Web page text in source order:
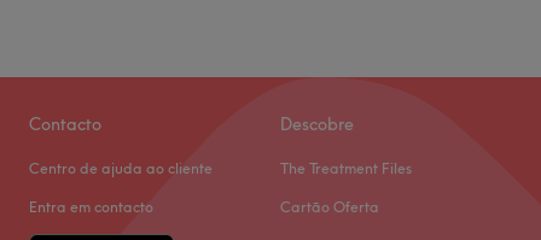
Contacto
Centro de ajuda ao cliente
Entra em contacto
Descobre
The Treatment Files
Cartão Oferta